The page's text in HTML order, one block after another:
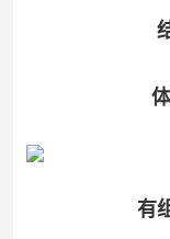
有